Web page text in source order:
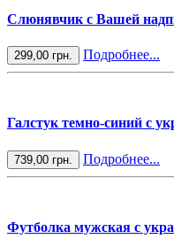
Слюнявчик с Вашей
299,00 грн. Подробнее...
Галстук темно-синий с
739,00 грн. Подробнее...
Футболка мужская с